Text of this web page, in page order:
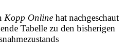
Kopp Online hat nachgeschaut
Tabelle zu den bisherigen